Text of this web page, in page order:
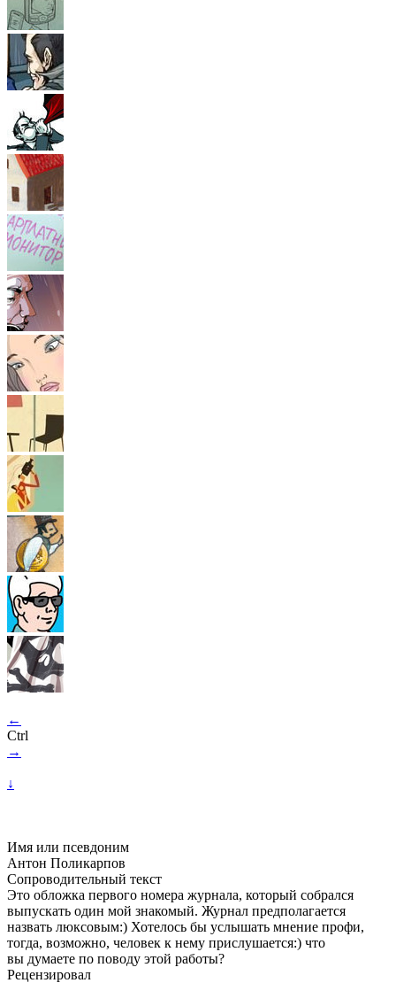
←
Ctrl
→
↓
Имя или псевдоним
Антон Поликарпов
Сопроводительный текст
Это обложка первого номера журнала, который собрался
выпускать один мой знакомый. Журнал предполагается
назвать люксовым:) Хотелось бы услышать мнение профи,
тогда, возможно, человек к нему прислушается:) что
вы думаете по поводу этой работы?
Рецензировал